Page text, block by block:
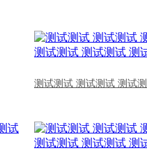
测试测试 测试测试 测试